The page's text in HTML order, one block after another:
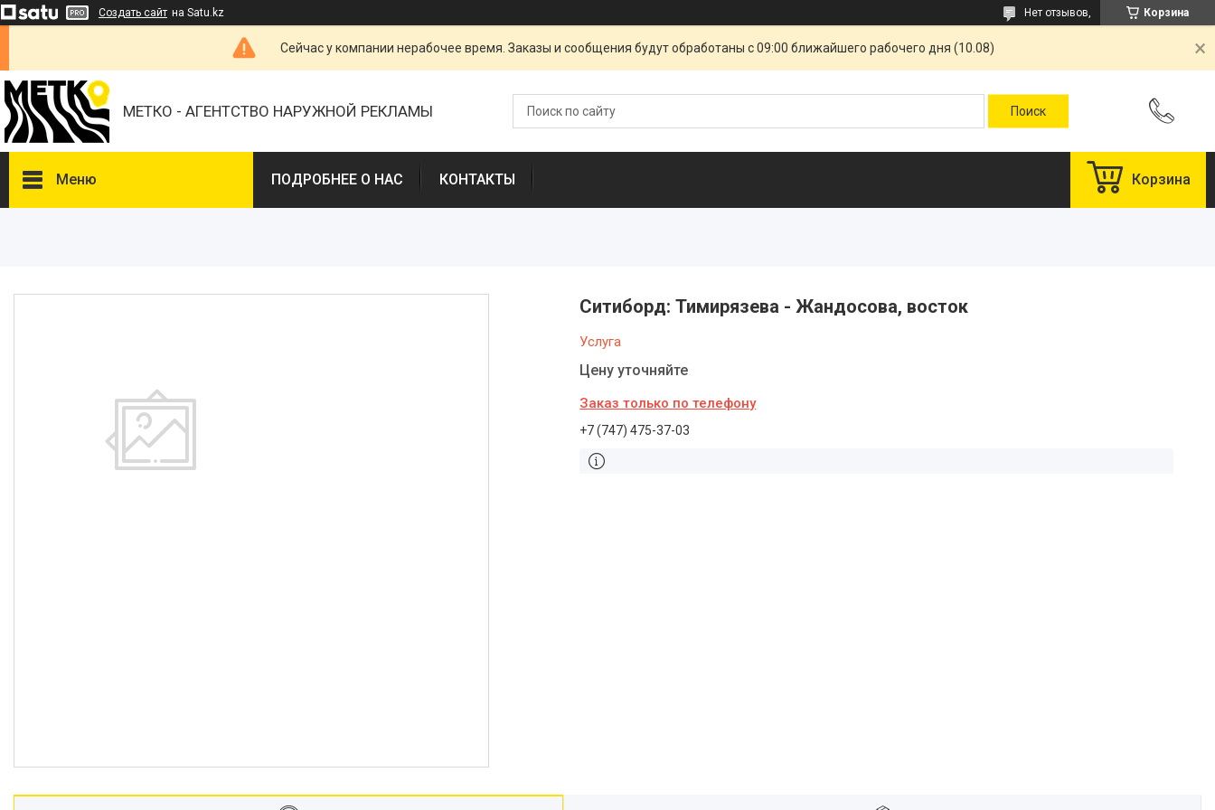
Создать сайт на Satu.kz Корзина
Нет отзывов,
Сейчас у компании нерабочее время. Заказы и сообщения будут обработаны с 09:00 ближайшего рабочего дня (10.08)
МЕТКО - АГЕНТСТВО НАРУЖНОЙ РЕКЛАМЫ
Меню ПОДРОБНЕЕ О НАС КОНТАКТЫ Корзина
Ситиборд: Тимирязева - Жандосова, восток
Услуга
Цену уточняйте
Заказ только по телефону
+7 (747) 475-37-03